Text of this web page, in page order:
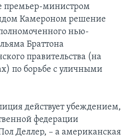
премьер-министром
Камероном решение
нью-
Браттона
правительства (на
по борьбе с уличными
действует убеждением,
федерации
Деллер, – а американская